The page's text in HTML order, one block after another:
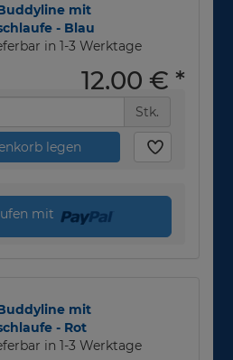
mit
- Blau
in 1-3 Werktage
12,00 € *
Stk.
legen
mit
mit
- Rot
in 1-3 Werktage